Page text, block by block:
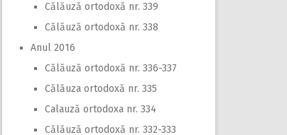
Călăuză ortodoxă nr. 339
Călăuză ortodoxă nr. 338
Anul 2016
Călăuză ortodoxă nr. 336-337
Călăuza ortodoxă nr. 335
Calauză ortodoxa nr. 334
Călăuză ortodoxă nr. 332-333